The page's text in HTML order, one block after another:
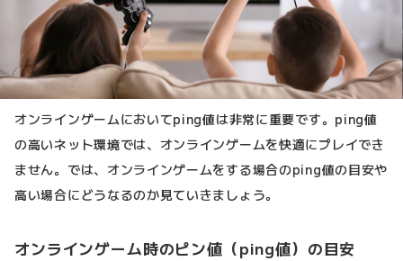
オンラインゲームにおいてping値は非常に重要です。ping値
の高いネット環境では、オンラインゲームを快適にプレイでき
ません。では、オンラインゲームをする場合のping値の目安や
高い場合にどうなるのか見ていきましょう。
オンラインゲーム時のピン値（ping値）の目安